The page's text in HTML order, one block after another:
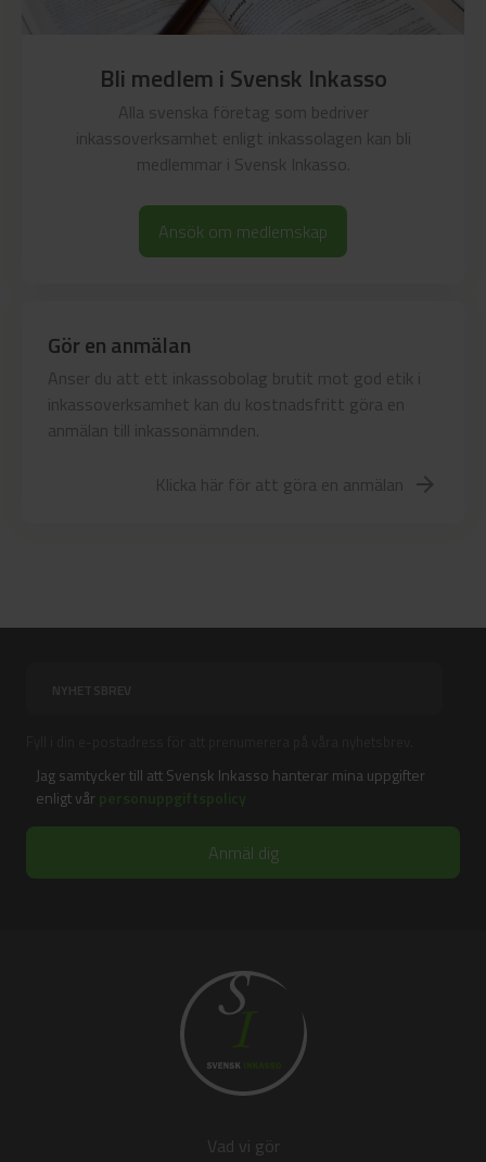
Bli medlem i Svensk Inkasso
Alla svenska företag som bedriver
inkassoverksamhet enligt inkassolagen kan bli
medlemmar i Svensk Inkasso.
Ansök om medlemskap
Gör en anmälan
Anser du att ett inkassobolag brutit mot god etik i
inkassoverksamhet kan du kostnadsfritt göra en
anmälan till inkassonämnden.
Klicka här för att göra en anmälan arrow_forward
Jag samtycker till att Svensk Inkasso hanterar mina uppgifter
enligt vår personuppgiftspolicy
Vad vi gör